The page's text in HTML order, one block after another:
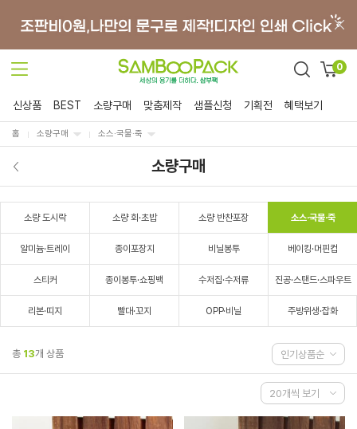
0
신상품 BEST 소량구매 맞춤제작 샘플신청 기획전 혜택보기
홈 소량구매 소스·국물·죽
소량구매
소량 도시락 소량 회·초밥 소량 반찬포장 소스·국물·죽
알미늄·트레이 종이포장지 비닐봉투 베이킹·머핀컵
스티커 종이봉투·쇼핑백 수저집·수저류 진공·스탠드·스파우트
리본·띠지 빨대·꼬지 OPP·비닐 주방위생·잡화
총 13개 상품